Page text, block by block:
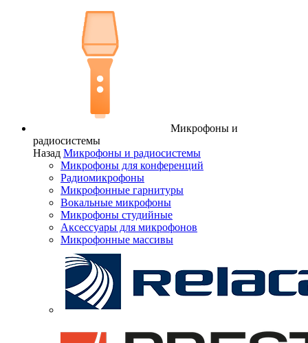
Микрофоны и
радиосистемы
Назад Микрофоны и радиосистемы
Микрофоны для конференций
Радиомикрофоны
Микрофонные гарнитуры
Вокальные микрофоны
Микрофоны студийные
Аксессуары для микрофонов
Микрофонные массивы